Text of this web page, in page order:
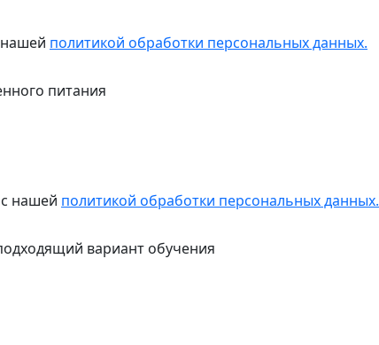
нашей политикой обработки персональных данных.
питания
нашей политикой обработки персональных данных.
вариант обучения